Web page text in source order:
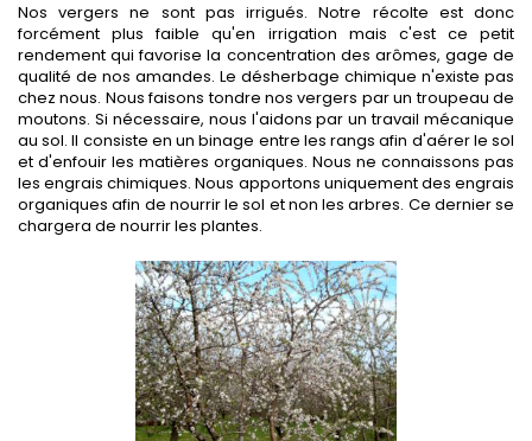
Nos vergers ne sont pas irrigués. Notre récolte est donc
forcément plus faible qu'en irrigation mais c'est ce petit
rendement qui favorise la concentration des arômes, gage de
qualité de nos amandes. Le désherbage chimique n'existe pas
chez nous. Nous faisons tondre nos vergers par un troupeau de
moutons. Si nécessaire, nous l'aidons par un travail mécanique
au sol. Il consiste en un binage entre les rangs afin d'aérer le sol
et d'enfouir les matières organiques. Nous ne connaissons pas
les engrais chimiques. Nous apportons uniquement des engrais
organiques afin de nourrir le sol et non les arbres. Ce dernier se
chargera de nourrir les plantes.